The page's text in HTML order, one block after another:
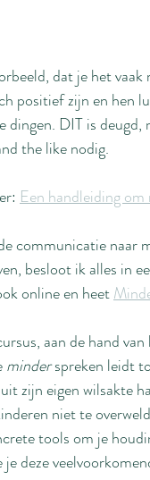
dat je het
positief zijn en hen
dingen. DIT is
the like nodig.
Een handleiding om
communicatie naar
besloot ik alles in
online en heet
aan de hand
minder spreken leidt
zijn eigen wilsakte
niet te
tools om je
je deze